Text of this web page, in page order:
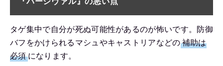
タゲ集中で自分が死ぬ可能性があるのが怖いです。防御
バフをかけられるマシュやキャストリアなどの 補助は
必須になります。